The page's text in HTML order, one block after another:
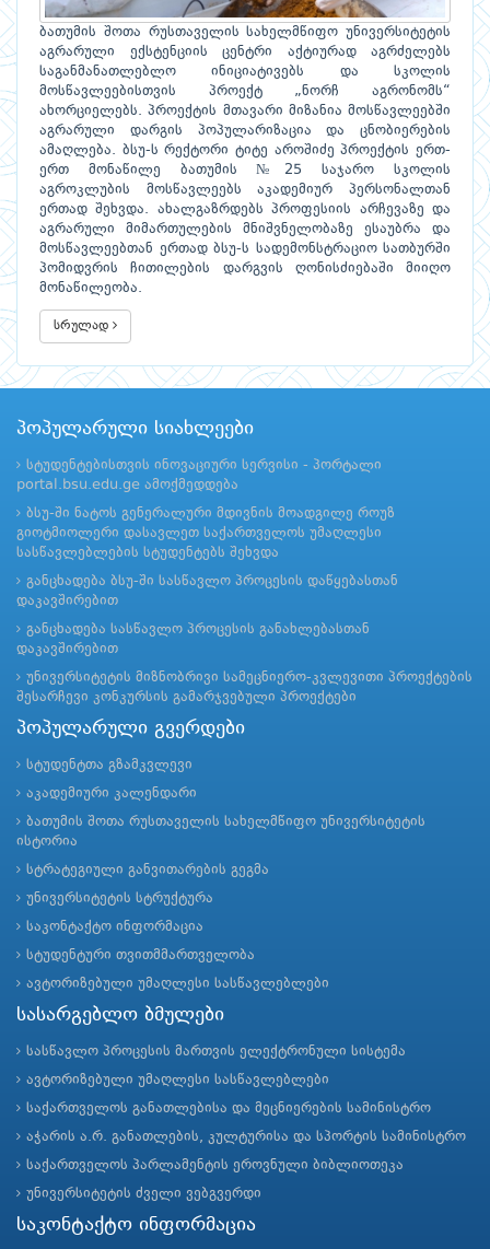
ბათუმის შოთა რუსთაველის სახელმწიფო უნივერსიტეტის
აგრარული ექსტენციის ცენტრი აქტიურად აგრძელებს
საგანმანათლებლო ინიციატივებს და სკოლის
მოსწავლეებისთვის პროექტ „ნორჩ აგრონომს“
ახორციელებს. პროექტის მთავარი მიზანია მოსწავლეებში
აგრარული დარგის პოპულარიზაცია და ცნობიერების
ამაღლება. ბსუ-ს რექტორი ტიტე აროშიძე პროექტის ერთ-
ერთ მონაწილე ბათუმის №25 საჯარო სკოლის
აგროკლუბის მოსწავლეებს აკადემიურ პერსონალთან
ერთად შეხვდა. ახალგაზრდებს პროფესიის არჩევაზე და
აგრარული მიმართულების მნიშვნელობაზე ესაუბრა და
მოსწავლეებთან ერთად ბსუ-ს სადემონსტრაციო სათბურში
პომიდვრის ჩითილების დარგვის ღონისძიებაში მიიღო
მონაწილეობა.
სრულად
პოპულარული სიახლეები
სტუდენტებისთვის ინოვაციური სერვისი - პორტალი
portal.bsu.edu.ge ამოქმედდება
ბსუ-ში ნატოს გენერალური მდივნის მოადგილე როუზ
გიოტმიოლერი დასავლეთ საქართველოს უმაღლესი
სასწავლებლების სტუდენტებს შეხვდა
განცხადება ბსუ-ში სასწავლო პროცესის დაწყებასთან
დაკავშირებით
განცხადება სასწავლო პროცესის განახლებასთან
დაკავშირებით
უნივერსიტეტის მიზნობრივი სამეცნიერო-კვლევითი პროექტების
შესარჩევი კონკურსის გამარჯვებული პროექტები
პოპულარული გვერდები
სტუდენტთა გზამკვლევი
აკადემიური კალენდარი
ბათუმის შოთა რუსთაველის სახელმწიფო უნივერსიტეტის
ისტორია
სტრატეგიული განვითარების გეგმა
უნივერსიტეტის სტრუქტურა
საკონტაქტო ინფორმაცია
სტუდენტური თვითმმართველობა
ავტორიზებული უმაღლესი სასწავლებლები
სასარგებლო ბმულები
სასწავლო პროცესის მართვის ელექტრონული სისტემა
ავტორიზებული უმაღლესი სასწავლებლები
საქართველოს განათლებისა და მეცნიერების სამინისტრო
აჭარის ა.რ. განათლების, კულტურისა და სპორტის სამინისტრო
საქართველოს პარლამენტის ეროვნული ბიბლიოთეკა
უნივერსიტეტის ძველი ვებგვერდი
საკონტაქტო ინფორმაცია